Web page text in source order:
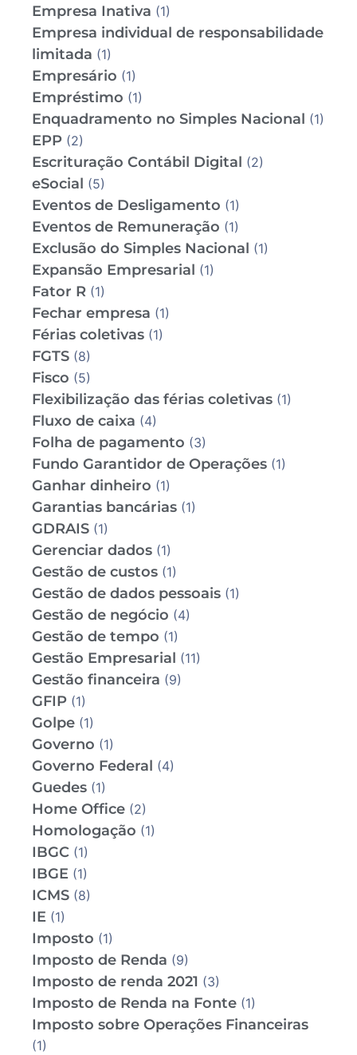
Empresa Inativa (1)
Empresa individual de responsabilidade
limitada (1)
Empresário (1)
Empréstimo (1)
Enquadramento no Simples Nacional (1)
EPP (2)
Escrituração Contábil Digital (2)
eSocial (5)
Eventos de Desligamento (1)
Eventos de Remuneração (1)
Exclusão do Simples Nacional (1)
Expansão Empresarial (1)
Fator R (1)
Fechar empresa (1)
Férias coletivas (1)
FGTS (8)
Fisco (5)
Flexibilização das férias coletivas (1)
Fluxo de caixa (4)
Folha de pagamento (3)
Fundo Garantidor de Operações (1)
Ganhar dinheiro (1)
Garantias bancárias (1)
GDRAIS (1)
Gerenciar dados (1)
Gestão de custos (1)
Gestão de dados pessoais (1)
Gestão de negócio (4)
Gestão de tempo (1)
Gestão Empresarial (11)
Gestão financeira (9)
GFIP (1)
Golpe (1)
Governo (1)
Governo Federal (4)
Guedes (1)
Home Office (2)
Homologação (1)
IBGC (1)
IBGE (1)
ICMS (8)
IE (1)
Imposto (1)
Imposto de Renda (9)
Imposto de renda 2021 (3)
Imposto de Renda na Fonte (1)
Imposto sobre Operações Financeiras
(1)